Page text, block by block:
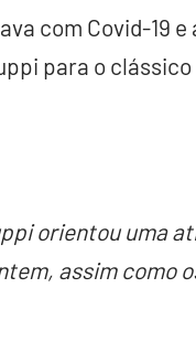
com Covid-19
para o clássico
orientou uma
assim como